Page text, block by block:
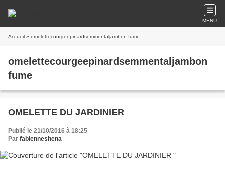
MENU
Accueil » omelettecourgeepinardsemmentaljambon fume
omelettecourgeepinardsemmentaljambon
fume
OMELETTE DU JARDINIER
Publié le 21/10/2016 à 18:25
Par fabienneshena